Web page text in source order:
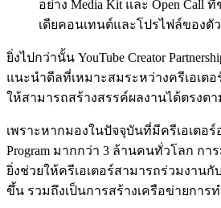
อย่าง Media Kit และ Open Call
เดียคอนเทนต์และโปรไฟล์ของตั
ยิ่งไปกว่านั้น YouTube Creator
แนะนำดีลที่เหมาะสมระหว่างครีเอเต
ให้สามารถสร้างสรรค์ผลงานได้ตรงต
เพราะหากมองในปัจจุบันที่มีครีเอเตอร์อ
Program มากกว่า 3 ล้านคนทั่วโลก กา
ยิ่งช่วยให้ครีเอเตอร์สามารถร่วมงาน
ขึ้น รวมถึงเป็นการสร้างเครือข่ายการ